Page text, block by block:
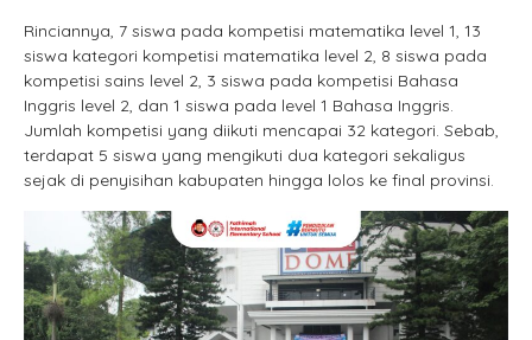
Rinciannya, 7 siswa pada kompetisi matematika level 1, 13
siswa kategori kompetisi matematika level 2, 8 siswa pada
kompetisi sains level 2, 3 siswa pada kompetisi Bahasa
Inggris level 2, dan 1 siswa pada level 1 Bahasa Inggris.
Jumlah kompetisi yang diikuti mencapai 32 kategori. Sebab,
terdapat 5 siswa yang mengikuti dua kategori sekaligus
sejak di penyisihan kabupaten hingga lolos ke final provinsi.